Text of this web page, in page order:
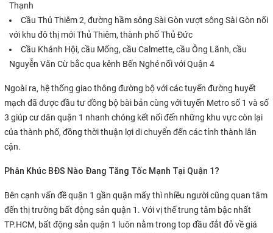
Thạnh
Cầu Thủ Thiêm 2, đường hầm sông Sài Gòn vượt sông Sài Gòn nối
với khu đô thị mới Thủ Thiêm, thành phố Thủ Đức
Cầu Khánh Hội, cầu Mống, cầu Calmette, cầu Ông Lãnh, cầu
Nguyễn Văn Cừ bắc qua kênh Bến Nghé nối với Quận 4
Ngoài ra, hệ thống giao thông đường bộ với các tuyến đường huyết
mạch đã được đầu tư đồng bộ bài bản cùng với tuyến Metro số 1 và số
3 giúp cư dân quận 1 nhanh chóng kết nối đến những khu vực còn lại
của thành phố, đồng thời thuận lợi di chuyển đến các tỉnh thành lân
cận.
Phân Khúc BĐS Nào Đang Tăng Tốc Mạnh Tại Quận 1?
Bên cạnh vấn đề quận 1 gần quận mấy thì nhiều người cũng quan tâm
đến thị trường bất động sản quận 1. Với vị thế trung tâm bậc nhất
TP.HCM, bất động sản quận 1 luôn nằm trong top đầu đắt đỏ về giá